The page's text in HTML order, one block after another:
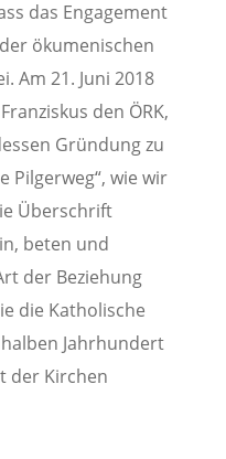
das Engagement
ökumenischen
Am 21. Juni 2018
den ÖRK,
Gründung zu
Pilgerweg“, wie wir
Überschrift
beten und
der Beziehung
die Katholische
Jahrhundert
der Kirchen